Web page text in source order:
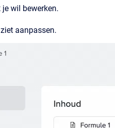
wil bewerken.
aanpassen.